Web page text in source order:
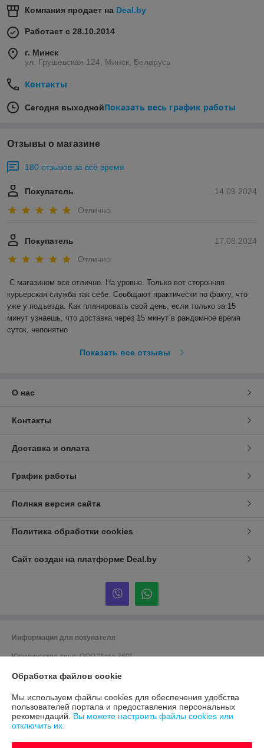
Компания продает на Deal.by
Работает с 28.10.2014
г. Минск
ул. Грушевская 124, Минск, Беларусь
Контакты
Сегодня выходнойПоказать весь график работы
Отзывы о магазине
180 отзывов за всё время
14.09.2024
Покупатель
Отлично
17.08.2024
Покупатель
Отлично
С магазином все отлично. На уровне. Только вот сторонняя
курьерская служба так себе. Сообщают практически по факту, что
уже у подъезда. Как планировать свой день, если только за 15
минут узнаешь, что доставка через 15 минут в рандомное время
суток, непонятно
Показать все отзывы
О нас
Контакты
Доставка и оплата
График работы
Полная версия сайта
Политика обработки cookies
Сайт создан на платформе Deal.by
Информация для покупателя
Юридическое лицо:ООО "Авто 360"
УНП: 191635176
Регистрационный орган: Мингорисполком
Дата регистрации компании: 12.09.2012
Обработка файлов cookie
Мы используем файлы cookies для обеспечения удобства
пользователей портала и предоставления персональных
рекомендаций. Вы можете настроить файлы cookies или
отключить их.